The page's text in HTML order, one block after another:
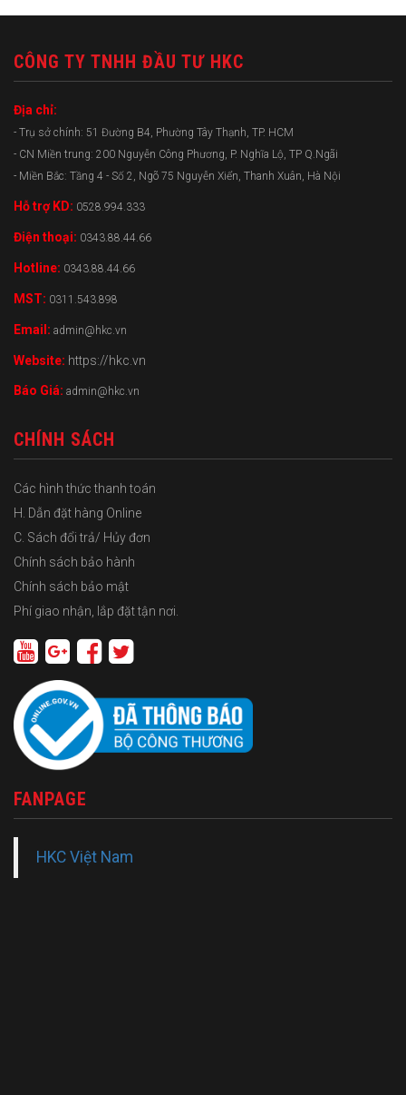
CÔNG TY TNHH ĐẦU TƯ HKC
Địa chỉ:
- Trụ sở chính: 51 Đường B4, Phường Tây Thạnh, TP. HCM
- CN Miền trung: 200 Nguyễn Công Phương, P. Nghĩa Lộ, TP Q.Ngãi
- Miền Bắc: Tầng 4 - Số 2, Ngõ 75 Nguyễn Xiển, Thanh Xuân, Hà Nội
Hỗ trợ KD: 0528.994.333
Điện thoại: 0343.88.44.66
Hotline: 0343.88.44.66
MST: 0311.543.898
Email: admin@hkc.vn
Website: https://hkc.vn
Báo Giá: admin@hkc.vn
CHÍNH SÁCH
Các hình thức thanh toán
H. Dẫn đặt hàng Online
C. Sách đổi trả/ Hủy đơn
Chính sách bảo hành
Chính sách bảo mật
Phí giao nhận, lắp đặt tận nơi.
FANPAGE
HKC Việt Nam